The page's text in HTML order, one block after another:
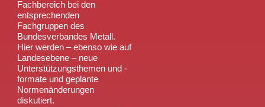
Fachbereich bei den
entsprechenden
Fachgruppen des
Bundesverbandes Metall.
Hier werden – ebenso wie auf
Landesebene – neue
Unterstützungsthemen und -
formate und geplante
Normenänderungen
diskutiert.